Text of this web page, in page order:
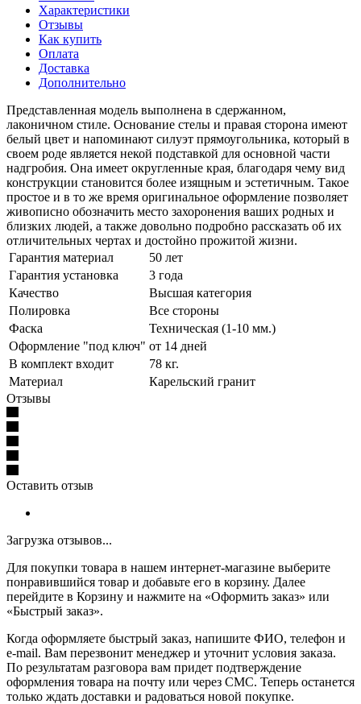
Характеристики
Отзывы
Как купить
Оплата
Доставка
Дополнительно
Представленная модель выполнена в сдержанном,
лаконичном стиле. Основание стелы и правая сторона имеют
белый цвет и напоминают силуэт прямоугольника, который в
своем роде является некой подставкой для основной части
надгробия. Она имеет округленные края, благодаря чему вид
конструкции становится более изящным и эстетичным. Такое
простое и в то же время оригинальное оформление позволяет
живописно обозначить место захоронения ваших родных и
близких людей, а также довольно подробно рассказать об их
отличительных чертах и достойно прожитой жизни.
Гарантия материал
50 лет
Гарантия установка
3 года
Качество
Высшая категория
Полировка
Все стороны
Фаска
Техническая (1-10 мм.)
Оформление "под ключ" от 14 дней
В комплект входит
78 кг.
Материал
Карельский гранит
Отзывы
Оставить отзыв
Загрузка отзывов...
Для покупки товара в нашем интернет-магазине выберите
понравившийся товар и добавьте его в корзину. Далее
перейдите в Корзину и нажмите на «Оформить заказ» или
«Быстрый заказ».
Когда оформляете быстрый заказ, напишите ФИО, телефон и
e-mail. Вам перезвонит менеджер и уточнит условия заказа.
По результатам разговора вам придет подтверждение
оформления товара на почту или через СМС. Теперь останется
только ждать доставки и радоваться новой покупке.